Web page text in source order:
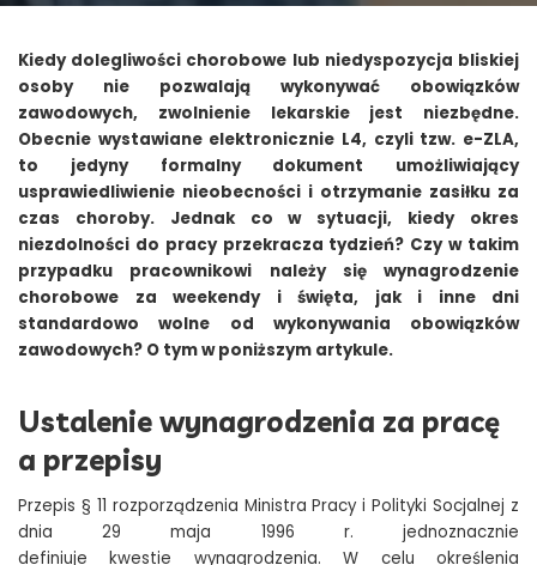
Kiedy dolegliwości chorobowe lub niedyspozycja bliskiej
osoby nie pozwalają wykonywać obowiązków
zawodowych, zwolnienie lekarskie jest niezbędne.
Obecnie wystawiane elektronicznie L4, czyli tzw. e-ZLA,
to jedyny formalny dokument umożliwiający
usprawiedliwienie nieobecności i otrzymanie zasiłku za
czas choroby. Jednak co w sytuacji, kiedy okres
niezdolności do pracy przekracza tydzień? Czy w takim
przypadku pracownikowi należy się wynagrodzenie
chorobowe za weekendy i święta, jak i inne dni
standardowo wolne od wykonywania obowiązków
zawodowych? O tym w poniższym artykule.
Ustalenie wynagrodzenia za pracę
a przepisy
Przepis § 11 rozporządzenia Ministra Pracy i Polityki Socjalnej z
dnia 29 maja 1996 r. jednoznacznie
definiuje kwestie wynagrodzenia. W celu określenia